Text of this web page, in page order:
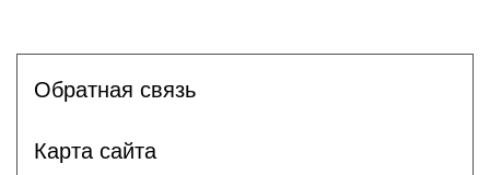
Обратная связь
Карта сайта